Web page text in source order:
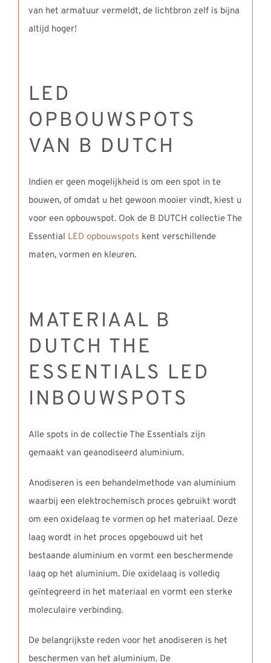
van het armatuur vermeldt, de lichtbron zelf is bijna
altijd hoger!
LED
OPBOUWSPOTS
VAN B DUTCH
Indien er geen mogelijkheid is om een spot in te
bouwen, of omdat u het gewoon mooier vindt, kiest u
voor een opbouwspot. Ook de B DUTCH collectie The
Essential LED opbouwspots kent verschillende
maten, vormen en kleuren.
MATERIAAL B
DUTCH THE
ESSENTIALS LED
INBOUWSPOTS
Alle spots in de collectie The Essentials zijn
gemaakt van geanodiseerd aluminium.
Anodiseren is een behandelmethode van aluminium
waarbij een elektrochemisch proces gebruikt wordt
om een oxidelaag te vormen op het materiaal. Deze
laag wordt in het proces opgebouwd uit het
bestaande aluminium en vormt een beschermende
laag op het aluminium. Die oxidelaag is volledig
geïntegreerd in het materiaal en vormt een sterke
moleculaire verbinding.
De belangrijkste reden voor het anodiseren is het
beschermen van het aluminium. De